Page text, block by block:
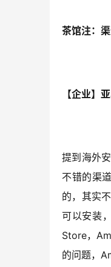
茶馆注：
【企业】
提到海外
不错的渠
的，其实
可以安装
Store，
的问题，